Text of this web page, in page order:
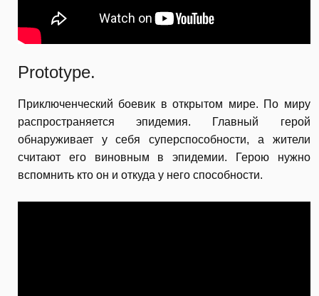
Prototype.
Приключенческий боевик в открытом мире. По миру
распространяется эпидемия. Главный герой
обнаруживает у себя суперспособности, а жители
считают его виновным в эпидемии. Герою нужно
вспомнить кто он и откуда у него способности.